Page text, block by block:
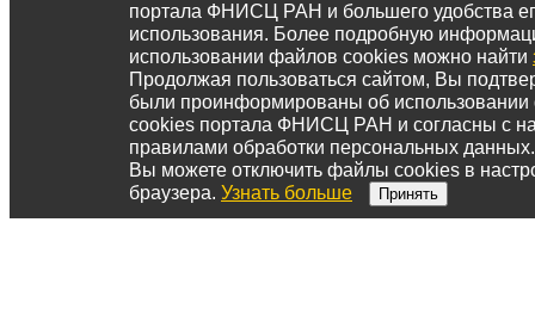
портала ФНИСЦ РАН и большего удобства
использования. Более подробную
использовании файлов cookies можно найти
Продолжая пользоваться сайтом, Вы
были проинформированы об
cookies портала ФНИСЦ РАН и согласны с
правилами обработки персональных данных.
Вы можете отключить файлы cookies в
браузера. Узнать больше Принять